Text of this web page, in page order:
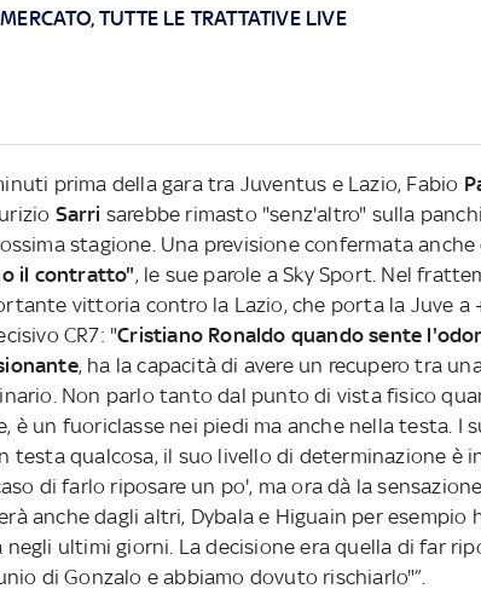
TUTTE LE TRATTATIVE LIVE
prima della gara tra Juventus e Lazio, Fabio
Sarri sarebbe rimasto "senz'altro" sulla
stagione. Una previsione confermata
il contratto", le sue parole a Sky Sport. Nel
vittoria contro la Lazio, che porta la Juve a
CR7: "Cristiano Ronaldo quando sente
, ha la capacità di avere un recupero tra
Non parlo tanto dal punto di vista fisico
è un fuoriclasse nei piedi ma anche nella testa. I
testa qualcosa, il suo livello di determinazione è
di farlo riposare un po', ma ora dà la
anche dagli altri, Dybala e Higuain per esempio
negli ultimi giorni. La decisione era quella di far
di Gonzalo e abbiamo dovuto rischiarlo"”.